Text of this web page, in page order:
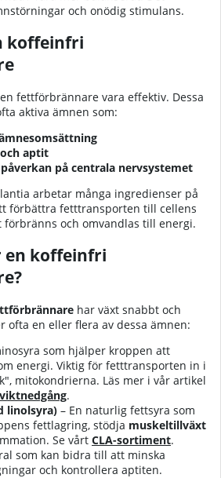
och onödig stimulans.
koffeinfri
fettförbrännare vara effektiv. Dessa
aktiva ämnen som:
aptit
på centrala nervsystemet
arbetar många ingredienser på
förbättra fetttransporten till cellens
och omvandlas till energi.
en koffeinfri
har växt snabbt och
ofta en eller flera av dessa ämnen:
som hjälper kroppen att
energi. Viktig för fetttransporten in i
mitokondrierna. Läs mer i vår artikel
.
linolsyra) – En naturlig fettsyra som
fettlagring, stödja muskeltillväxt
Se vårt CLA-sortiment.
som kan bidra till att minska
och kontrollera aptiten.